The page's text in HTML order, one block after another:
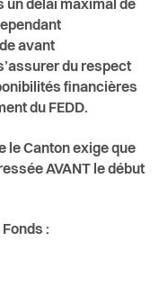
un délai maximal de
avant
du respect
financières
du FEDD.
le Canton exige que
AVANT le début
: